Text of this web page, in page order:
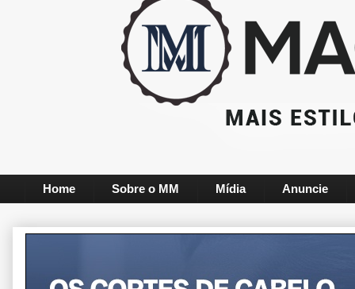
Home Sobre o MM Mídia Anuncie